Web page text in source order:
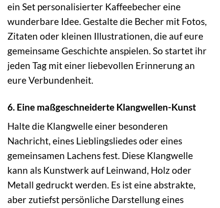
ein Set personalisierter Kaffeebecher eine
wunderbare Idee. Gestalte die Becher mit Fotos,
Zitaten oder kleinen Illustrationen, die auf eure
gemeinsame Geschichte anspielen. So startet ihr
jeden Tag mit einer liebevollen Erinnerung an
eure Verbundenheit.
6. Eine maßgeschneiderte Klangwellen-Kunst
Halte die Klangwelle einer besonderen
Nachricht, eines Lieblingsliedes oder eines
gemeinsamen Lachens fest. Diese Klangwelle
kann als Kunstwerk auf Leinwand, Holz oder
Metall gedruckt werden. Es ist eine abstrakte,
aber zutiefst persönliche Darstellung eines